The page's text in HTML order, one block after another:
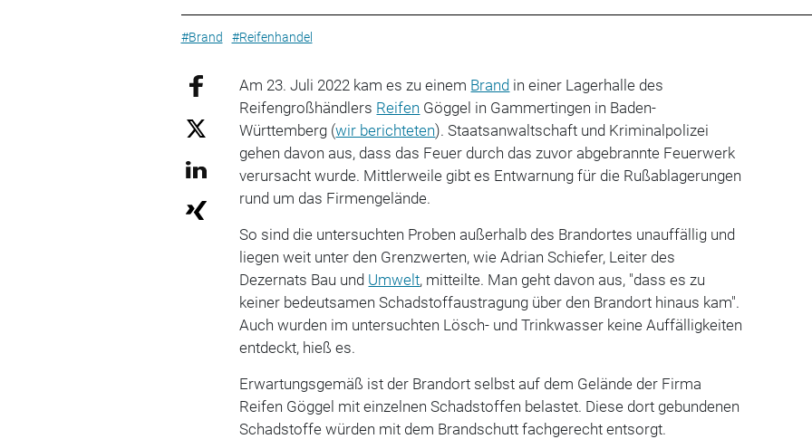
#Brand #Reifenhandel
Am 23. Juli 2022 kam es zu einem Brand in einer Lagerhalle des
Reifengroßhändlers Reifen Göggel in Gammertingen in Baden-
Württemberg (wir berichteten). Staatsanwaltschaft und Kriminalpolizei
gehen davon aus, dass das Feuer durch das zuvor abgebrannte Feuerwerk
verursacht wurde. Mittlerweile gibt es Entwarnung für die Rußablagerungen
rund um das Firmengelände.
So sind die untersuchten Proben außerhalb des Brandortes unauffällig und
liegen weit unter den Grenzwerten, wie Adrian Schiefer, Leiter des
Dezernats Bau und Umwelt, mitteilte. Man geht davon aus, "dass es zu
keiner bedeutsamen Schadstoffaustragung über den Brandort hinaus kam".
Auch wurden im untersuchten Lösch- und Trinkwasser keine Auffälligkeiten
entdeckt, hieß es.
Erwartungsgemäß ist der Brandort selbst auf dem Gelände der Firma
Reifen Göggel mit einzelnen Schadstoffen belastet. Diese dort gebundenen
Schadstoffe würden mit dem Brandschutt fachgerecht entsorgt.